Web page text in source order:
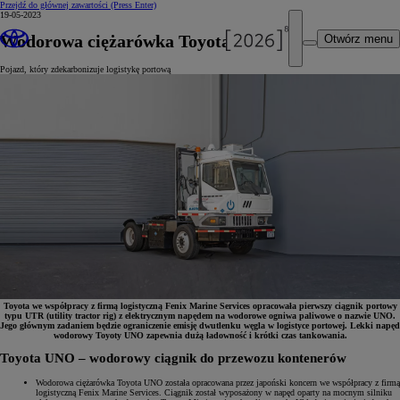
Przejdź do głównej zawartości (Press Enter)
Otwórz menu
19-05-2023
Wodorowa ciężarówka Toyota UNO
Pojazd, który zdekarbonizuje logistykę portową
Toyota we współpracy z firmą logistyczną Fenix Marine Services opracowała pierwszy ciągnik portowy
typu UTR (utility tractor rig) z elektrycznym napędem na wodorowe ogniwa paliwowe o nazwie UNO.
Jego głównym zadaniem będzie ograniczenie emisję dwutlenku węgla w logistyce portowej. Lekki napęd
wodorowy Toyoty UNO zapewnia dużą ładowność i krótki czas tankowania.
Toyota UNO – wodorowy ciągnik do przewozu kontenerów
Wodorowa ciężarówka Toyota UNO została opracowana przez japoński koncern we współpracy z firmą
logistyczną Fenix Marine Services. Ciągnik został wyposażony w napęd oparty na mocnym silniku